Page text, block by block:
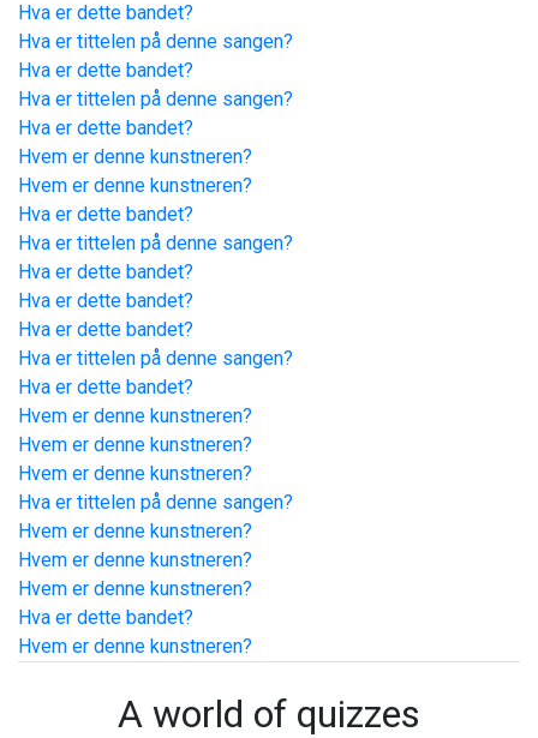
Hva er dette bandet?
Hva er tittelen på denne sangen?
Hva er dette bandet?
Hva er tittelen på denne sangen?
Hva er dette bandet?
Hvem er denne kunstneren?
Hvem er denne kunstneren?
Hva er dette bandet?
Hva er tittelen på denne sangen?
Hva er dette bandet?
Hva er dette bandet?
Hva er dette bandet?
Hva er tittelen på denne sangen?
Hva er dette bandet?
Hvem er denne kunstneren?
Hvem er denne kunstneren?
Hvem er denne kunstneren?
Hva er tittelen på denne sangen?
Hvem er denne kunstneren?
Hvem er denne kunstneren?
Hvem er denne kunstneren?
Hva er dette bandet?
Hvem er denne kunstneren?
A world of quizzes